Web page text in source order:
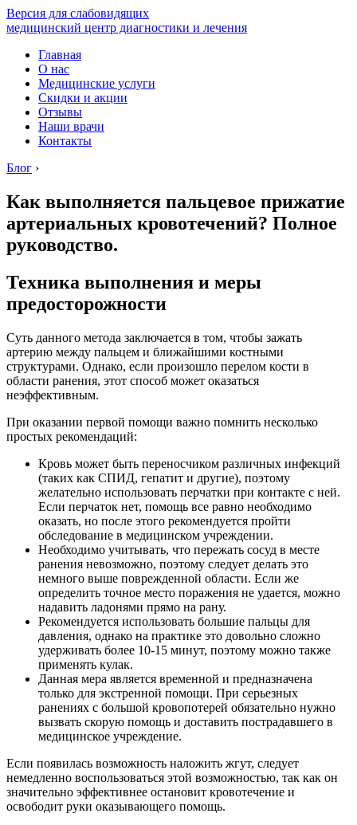
Версия для слабовидящих
медицинский центр диагностики и лечения
Главная
О нас
Медицинские услуги
Скидки и акции
Отзывы
Наши врачи
Контакты
Блог ›
Как выполняется пальцевое прижатие
артериальных кровотечений? Полное
руководство.
Техника выполнения и меры
предосторожности
Суть данного метода заключается в том, чтобы зажать
артерию между пальцем и ближайшими костными
структурами. Однако, если произошло перелом кости в
области ранения, этот способ может оказаться
неэффективным.
При оказании первой помощи важно помнить несколько
простых рекомендаций:
Кровь может быть переносчиком различных инфекций
(таких как СПИД, гепатит и другие), поэтому
желательно использовать перчатки при контакте с ней.
Если перчаток нет, помощь все равно необходимо
оказать, но после этого рекомендуется пройти
обследование в медицинском учреждении.
Необходимо учитывать, что пережать сосуд в месте
ранения невозможно, поэтому следует делать это
немного выше поврежденной области. Если же
определить точное место поражения не удается, можно
надавить ладонями прямо на рану.
Рекомендуется использовать большие пальцы для
давления, однако на практике это довольно сложно
удерживать более 10-15 минут, поэтому можно также
применять кулак.
Данная мера является временной и предназначена
только для экстренной помощи. При серьезных
ранениях с большой кровопотерей обязательно нужно
вызвать скорую помощь и доставить пострадавшего в
медицинское учреждение.
Если появилась возможность наложить жгут, следует
немедленно воспользоваться этой возможностью, так как он
значительно эффективнее остановит кровотечение и
освободит руки оказывающего помощь.